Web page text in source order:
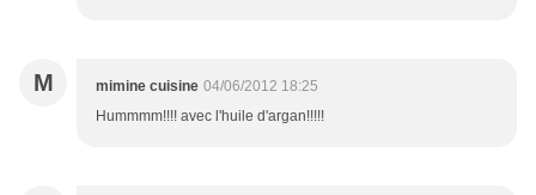
M mimine cuisine 04/06/2012 18:25
Hummmm!!!! avec l'huile d'argan!!!!!